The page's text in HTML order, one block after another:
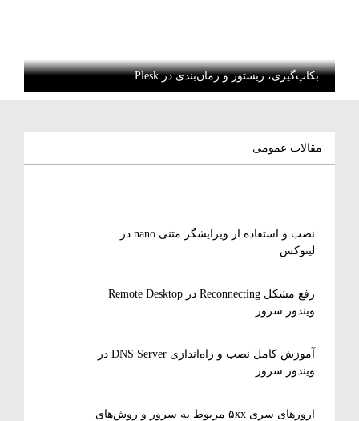
بکاپ‌گیری، ریستور و زمان‌بندی در Plesk
مقالات عمومی
نصب و استفاده از ویرایشگر متنی nano در
لینوکس
رفع مشکل Reconnecting در Remote Desktop
ویندوز سرور
آموزش کامل نصب و راه‌اندازی DNS Server در
ویندوز سرور
ارورهای سری ۵xx مربوط به سرور و روش‌های